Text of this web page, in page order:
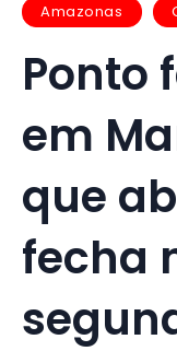
Amazonas
Ponto
em
que
fecha